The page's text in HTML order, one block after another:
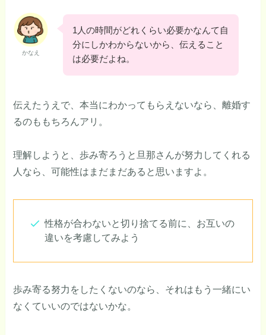
かなえ
1人の時間がどれくらい必要かなんて自
分にしかわからないから、伝えること
は必要だよね。
伝えたうえで、本当にわかってもらえないなら、離婚す
るのももちろんアリ。
理解しようと、歩み寄ろうと旦那さんが努力してくれる
人なら、可能性はまだまだあると思いますよ。
性格が合わないと切り捨てる前に、お互いの
違いを考慮してみよう
歩み寄る努力をしたくないのなら、それはもう一緒にい
なくていいのではないかな。